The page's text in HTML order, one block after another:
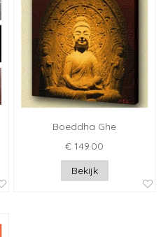
Boeddha Ghe
€ 149.00
Bekijk